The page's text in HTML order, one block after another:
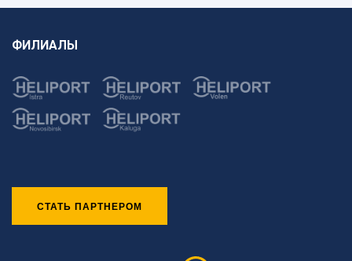
ФИЛИАЛЫ
СТАТЬ ПАРТНЕРОМ